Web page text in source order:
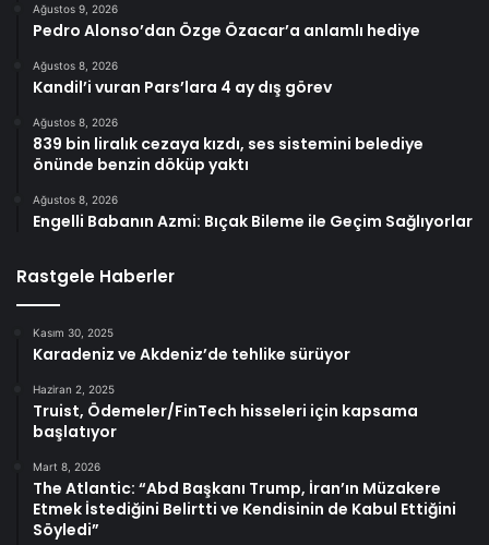
Ağustos 9, 2026
Pedro Alonso’dan Özge Özacar’a anlamlı hediye
Ağustos 8, 2026
Kandil’i vuran Pars’lara 4 ay dış görev
Ağustos 8, 2026
839 bin liralık cezaya kızdı, ses sistemini belediye
önünde benzin döküp yaktı
Ağustos 8, 2026
Engelli Babanın Azmi: Bıçak Bileme ile Geçim Sağlıyorlar
Rastgele Haberler
Kasım 30, 2025
Karadeniz ve Akdeniz’de tehlike sürüyor
Haziran 2, 2025
Truist, Ödemeler/FinTech hisseleri için kapsama
başlatıyor
Mart 8, 2026
The Atlantic: “Abd Başkanı Trump, İran’ın Müzakere
Etmek İstediğini Belirtti ve Kendisinin de Kabul Ettiğini
Söyledi”